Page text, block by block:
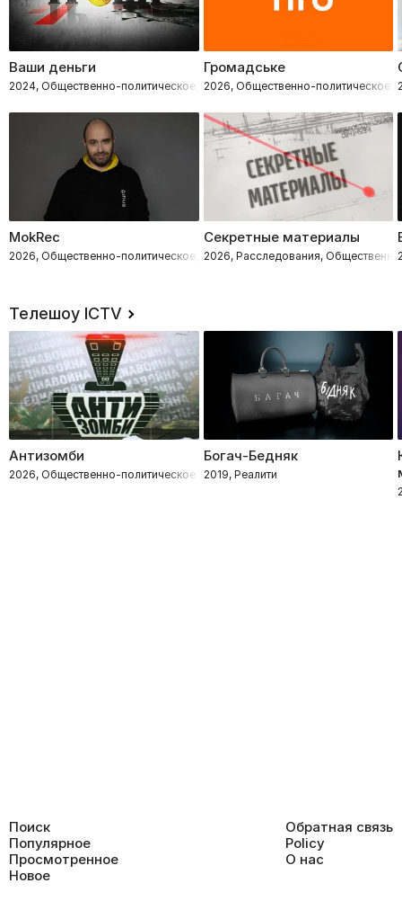
Ваши деньги
2024, Общественно-политическое, Расследования
Громадське
2026, Общественно-политическое,
MokRec
2026, Общественно-политическое, Расследования
Секретные материалы
2026, Расследования,
Телешоу ICTV
Антизомби
2026, Общественно-политическое
Богач-Бедняк
2019, Реалити
Поиск
Популярное
Просмотренное
Новое
Обратная связь
Policy
О нас